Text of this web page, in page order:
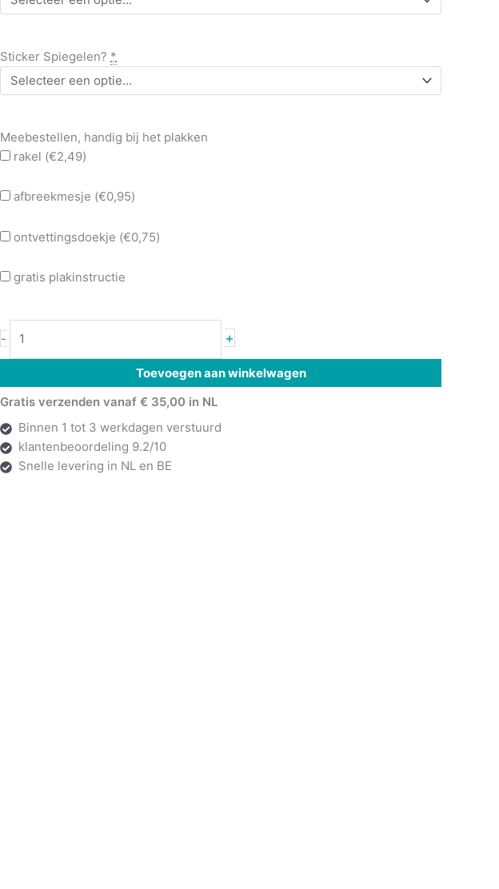
Sticker Spiegelen? *
Meebestellen, handig bij het plakken
rakel (€2,49)
afbreekmesje (€0,95)
ontvettingsdoekje (€0,75)
gratis plakinstructie
- +
Toevoegen aan winkelwagen
Gratis verzenden vanaf € 35,00 in NL
Binnen 1 tot 3 werkdagen verstuurd
klantenbeoordeling 9.2/10
Snelle levering in NL en BE